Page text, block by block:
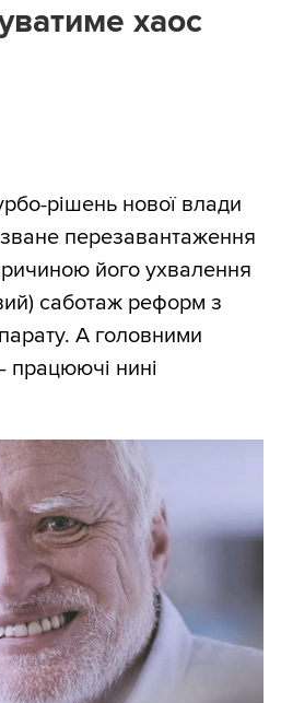
хаос
рішень нової влади
перезавантаження
його ухвалення
саботаж реформ з
А головними
нині